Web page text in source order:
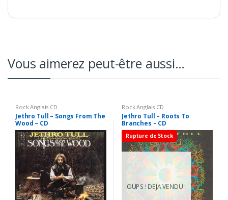
Vous aimerez peut-être aussi…
Rock Anglais CD
Jethro Tull – Songs From The
Wood – CD
Rock Anglais CD
Jethro Tull – Roots To
Branches – CD
Rupture de Stock
OUPS ! DEJA VENDU !